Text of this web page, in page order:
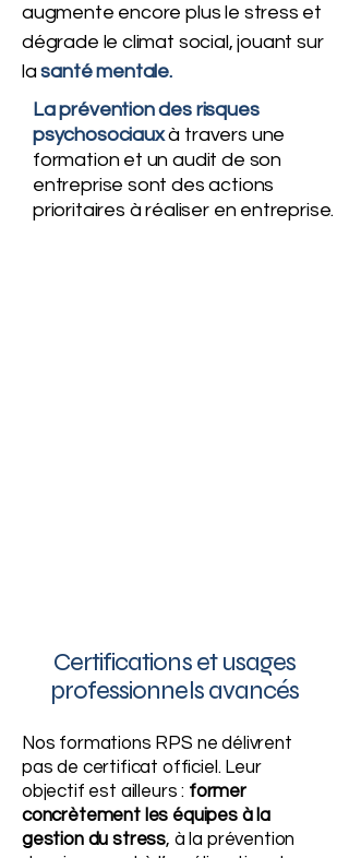
augmente encore plus le stress et
dégrade le climat social, jouant sur
lasanté mentale.
La prévention des risques
psychosociauxà travers une
formation et un audit de son
entreprise sont des actions
prioritaires à réaliser en entreprise.
Certifications et usages
professionnels avancés
Nos formations RPS ne délivrent
pas de certificat officiel. Leur
objectif est ailleurs : former
concrètement les équipes à la
gestion du stress, à la prévention